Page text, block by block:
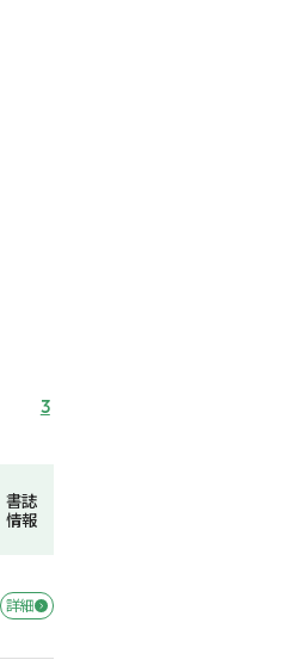
3
書誌
情報
詳細